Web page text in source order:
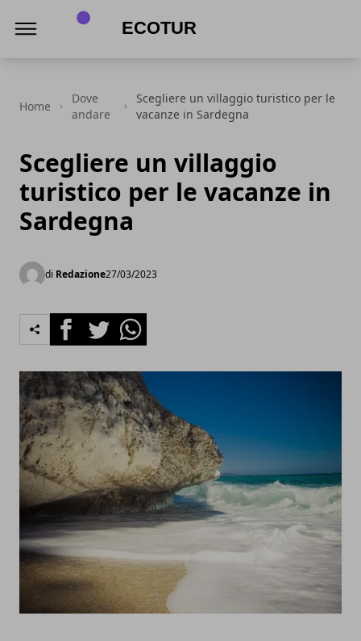
Home
Dove
andare
Scegliere un villaggio turistico per le
vacanze in Sardegna
Scegliere un villaggio
turistico per le vacanze in
Sardegna
di Redazione27/03/2023
FacebookTwitterWhatsapp